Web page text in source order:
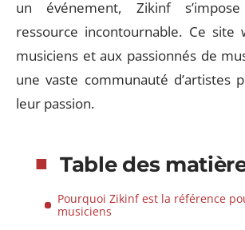
un événement, Zikinf
ressource incontournable. Ce site
musiciens et aux passionnés de
une vaste communauté d’artistes
leur passion.
Table des
Pourquoi Zikinf est la référence
musiciens